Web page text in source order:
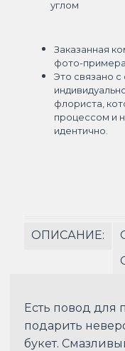
углом
Заказанная
фото-
Это связано
флориста,
процессом и
идентично.
ОПИСАНИЕ:
Есть повод для
подарить
букет.